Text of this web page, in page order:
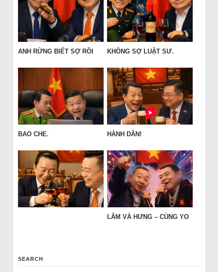
ANH RỪNG BIẾT SỢ RỒI KHÔNG SỢ LUẬT SƯ.
BAO CHE. HÀNH DÂN!
LÂM VÀ HƯNG – CÙNG YO
SEARCH